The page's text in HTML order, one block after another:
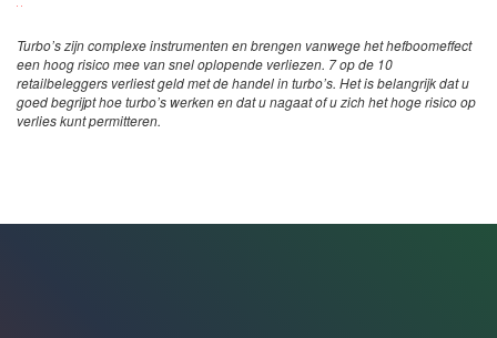
Turbo’s zijn complexe instrumenten en brengen vanwege het hefboomeffect
een hoog risico mee van snel oplopende verliezen. 7 op de 10
retailbeleggers verliest geld met de handel in turbo’s. Het is belangrijk dat u
goed begrijpt hoe turbo’s werken en dat u nagaat of u zich het hoge risico op
verlies kunt permitteren.